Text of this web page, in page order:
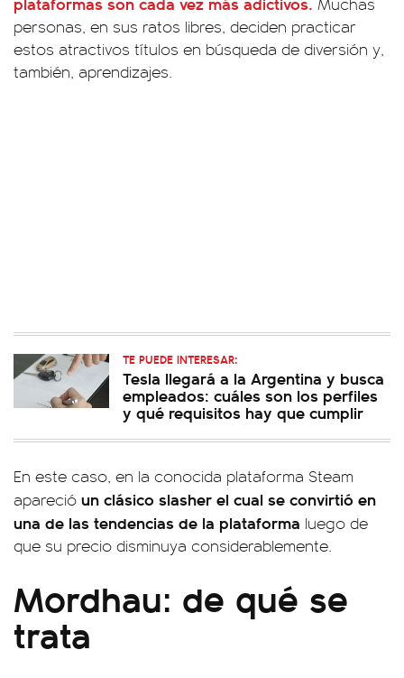
personas, en sus ratos libres, deciden practicar
estos atractivos títulos en búsqueda de diversión y,
también, aprendizajes.
TE PUEDE INTERESAR:
Tesla llegará a la Argentina y busca
empleados: cuáles son los perfiles
y qué requisitos hay que cumplir
En este caso, en la conocida plataforma Steam
apareció un clásico slasher el cual se convirtió en
una de las tendencias de la plataforma luego de
que su precio disminuya considerablemente.
Mordhau: de qué se
trata